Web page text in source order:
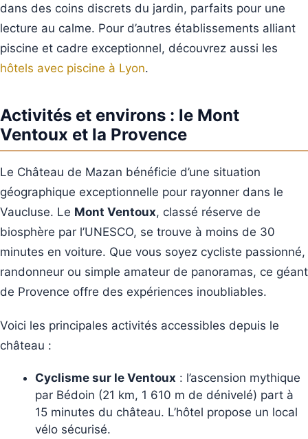
dans des coins discrets du jardin, parfaits pour une
lecture au calme. Pour d’autres établissements alliant
piscine et cadre exceptionnel, découvrez aussi les
hôtels avec piscine à Lyon.
Activités et environs : le Mont
Ventoux et la Provence
Le Château de Mazan bénéficie d’une situation
géographique exceptionnelle pour rayonner dans le
Vaucluse. Le Mont Ventoux, classé réserve de
biosphère par l’UNESCO, se trouve à moins de 30
minutes en voiture. Que vous soyez cycliste passionné,
randonneur ou simple amateur de panoramas, ce géant
de Provence offre des expériences inoubliables.
Voici les principales activités accessibles depuis le
château :
Cyclisme sur le Ventoux : l’ascension mythique
par Bédoin (21 km, 1 610 m de dénivelé) part à
15 minutes du château. L’hôtel propose un local
vélo sécurisé.